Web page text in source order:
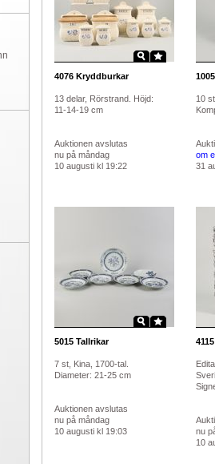
4076 Kryddburkar
13 delar, Rörstrand. Höjd:
11-14-19 cm
Auktionen avslutas
nu på måndag
10 augusti kl 19:22
1005
10
om
31
5015 Tallrikar
7 st, Kina, 1700-tal.
Diameter: 21-25 cm
Auktionen avslutas
nu på måndag
10 augusti kl 19:03
4115
nu
10